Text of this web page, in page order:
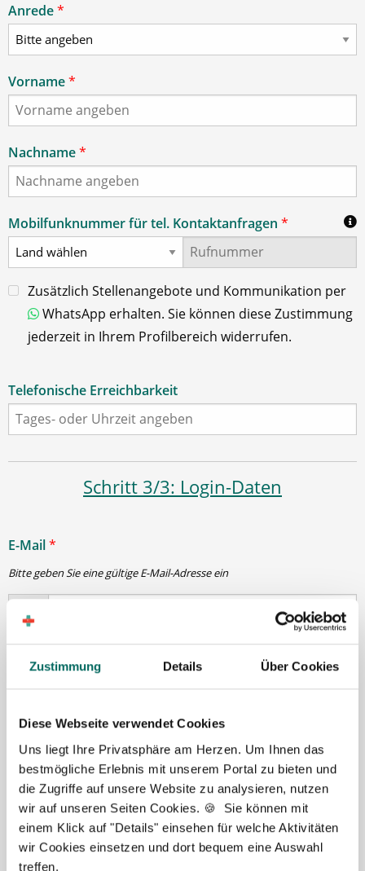
Zustimmung Details Über Cookies
Diese Webseite verwendet Cookies
Uns liegt Ihre Privatsphäre am Herzen. Um Ihnen das
bestmögliche Erlebnis mit unserem Portal zu bieten und
die Zugriffe auf unsere Website zu analysieren, nutzen
wir auf unseren Seiten Cookies. 🍪 Sie können mit
einem Klick auf "Details" einsehen für welche Aktivitäten
wir Cookies einsetzen und dort bequem eine Auswahl
treffen.
Anrede*
Vorname*
Nachname*
Mobilfunknummer für tel. Kontaktanfragen *
Zusätzlich Stellenangebote und Kommunikation per
WhatsApp erhalten. Sie können diese Zustimmung
jederzeit in Ihrem Profilbereich widerrufen.
Telefonische Erreichbarkeit
Schritt 3/3: Login-Daten
E-Mail*
Bitte geben Sie eine gültige E-Mail-Adresse ein
Ihre Angaben und Dokumente sind zu jeder Zeit
sicher. Niemand bis auf Sie und Ihre persönlichen
Betreuer haben Zugriff auf Ihre Daten.
Erst nach Ihrer Freigabezu einem konkreten
Stellenangebot leiten wir Ihre Daten an die von Ihnen
gewünschten Apotheken weiter.